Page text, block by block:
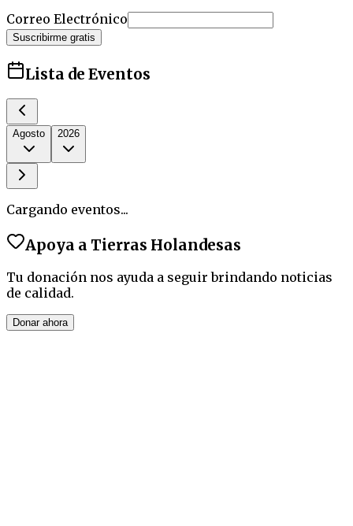
Correo Electrónico
Suscribirme gratis
Lista de Eventos
Agosto 2026
Cargando eventos...
Apoya a Tierras Holandesas
Tu donación nos ayuda a seguir brindando noticias
de calidad.
Donar ahora